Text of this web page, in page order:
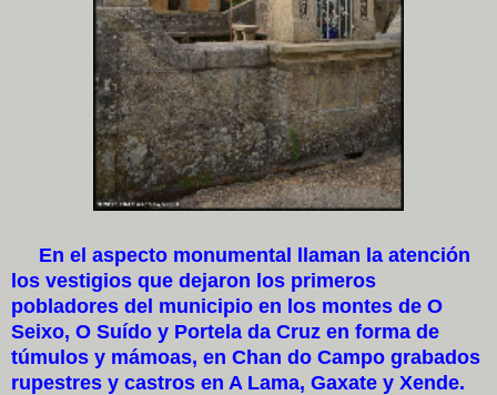
En el aspecto monumental llaman la atención
los vestigios que dejaron los primeros
pobladores del municipio en los montes de O
Seixo, O Suído y Portela da Cruz en forma de
túmulos y mámoas, en Chan do Campo grabados
rupestres y castros en A Lama, Gaxate y Xende.